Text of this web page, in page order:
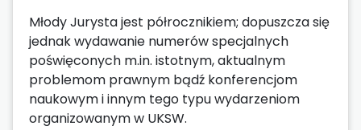
Młody Jurysta jest półrocznikiem; dopuszcza się
jednak wydawanie numerów specjalnych
poświęconych m.in. istotnym, aktualnym
problemom prawnym bądź konferencjom
naukowym i innym tego typu wydarzeniom
organizowanym w UKSW.